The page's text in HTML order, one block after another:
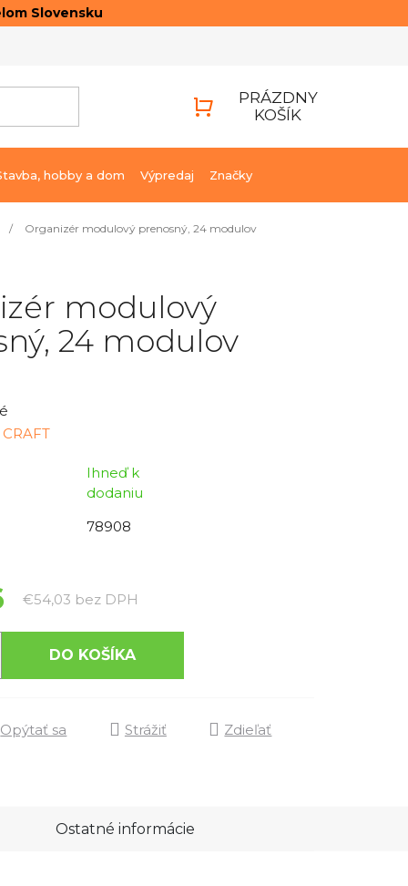
Slovensku
KOŠÍK
PRÁZDNY
KOŠÍK
hobby a dom Výpredaj Značky
/ Organizér modulový prenosný, 24 modulov
modulový
24 modulov
Ihneď k
dodaniu
78908
€54,03 bez DPH
DO KOŠÍKA
Opýtať sa Strážiť Zdieľať
Ostatné informácie